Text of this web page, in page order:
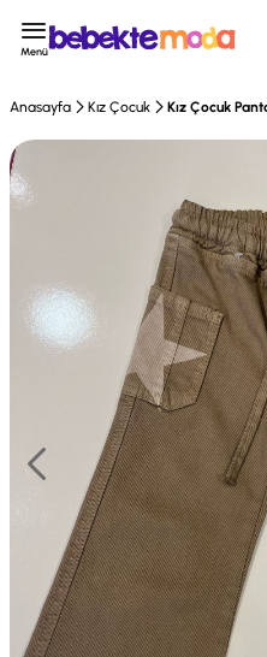
Menü
Anasayfa Kız Çocuk Kız Çocuk